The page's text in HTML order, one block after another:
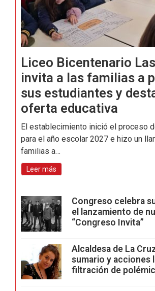
Liceo Bicentenario
invita a las familias a
sus estudiantes y
oferta educativa
El establecimiento inició el proceso
para el año escolar 2027 e hizo un
familias a…
Leer más
Congreso celebra
el lanzamiento de
“Congreso Invita”
Alcaldesa de La
sumario y acciones
filtración de